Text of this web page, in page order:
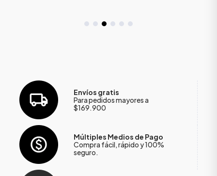
Envíos gratis
Para pedidos mayores a
$169.900
Múltiples Medios de Pago
Compra fácil, rápido y 100%
seguro.